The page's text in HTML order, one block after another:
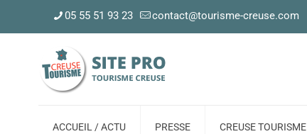
05 55 51 93 23 contact@tourisme-creuse.com
ACCUEIL / ACTU PRESSE CREUSE TOURISME